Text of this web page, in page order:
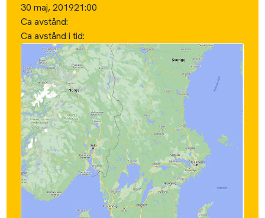
30 maj, 201921:00
Ca avstånd:
Ca avstånd i tid: